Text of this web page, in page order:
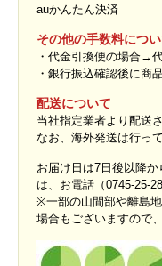
auかんたん決済
その他の手数料につ
・代金引換便の場合→
・銀行振込確認後に商
配送について
当社指定業者より配送
なお、海外発送は行っ
お届け日は7日後以降
は、お電話（0745-25-
※一部の山間部や離島
場合もございますので